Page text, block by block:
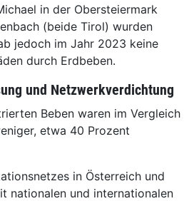
in der Obersteiermark
(beide Tirol) wurden
jedoch im Jahr 2023 keine
durch Erdbeben.
und Netzwerkverdichtung
Beben waren im Vergleich
etwa 40 Prozent
in Österreich und
nationalen und internationalen